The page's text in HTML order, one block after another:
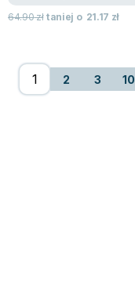
64.90złtaniej o 21.17 zł
2 3 10